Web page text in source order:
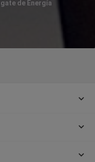
de Energía


